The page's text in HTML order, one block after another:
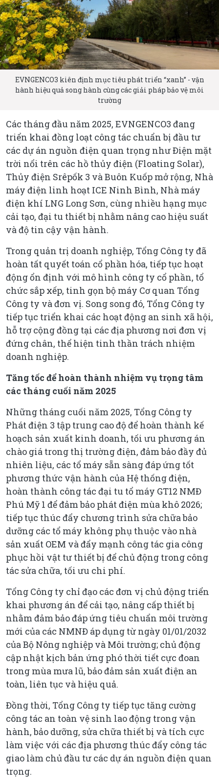
EVNGENCO3 kiên định mục tiêu phát triển “xanh” - vận
hành hiệu quả song hành cùng các giải pháp bảo vệ môi
trường
Các tháng đầu năm 2025, EVNGENCO3 đang
triển khai đồng loạt công tác chuẩn bị đầu tư
các dự án nguồn điện quan trọng như Điện mặt
trời nổi trên các hồ thủy điện (Floating Solar),
Thủy điện Srêpốk 3 và Buôn Kuốp mở rộng, Nhà
máy điện linh hoạt ICE Ninh Bình, Nhà máy
điện khí LNG Long Sơn, cùng nhiều hạng mục
cải tạo, đại tu thiết bị nhằm nâng cao hiệu suất
và độ tin cậy vận hành.
Trong quản trị doanh nghiệp, Tổng Công ty đã
hoàn tất quyết toán cổ phần hóa, tiếp tục hoạt
động ổn định với mô hình công ty cổ phần, tổ
chức sắp xếp, tinh gọn bộ máy Cơ quan Tổng
Công ty và đơn vị. Song song đó, Tổng Công ty
tiếp tục triển khai các hoạt động an sinh xã hội,
hỗ trợ cộng đồng tại các địa phương nơi đơn vị
đứng chân, thể hiện tinh thần trách nhiệm
doanh nghiệp.
Tăng tốc để hoàn thành nhiệm vụ trọng tâm
các tháng cuối năm 2025
Những tháng cuối năm 2025, Tổng Công ty
Phát điện 3 tập trung cao độ để hoàn thành kế
hoạch sản xuất kinh doanh, tối ưu phương án
chào giá trong thị trường điện, đảm bảo đầy đủ
nhiên liệu, các tổ máy sẵn sàng đáp ứng tốt
phương thức vận hành của Hệ thống điện,
hoàn thành công tác đại tu tổ máy GT12 NMĐ
Phú Mỹ 1 để đảm bảo phát điện mùa khô 2026;
tiếp tục thúc đẩy chương trình sửa chữa bảo
dưỡng các tổ máy không phụ thuộc vào nhà
sản xuất OEM và đẩy mạnh công tác gia công
phục hồi vật tư thiết bị để chủ động trong công
tác sửa chữa, tối ưu chi phí.
Tổng Công ty chỉ đạo các đơn vị chủ động triển
khai phương án để cải tạo, nâng cấp thiết bị
nhằm đảm bảo đáp ứng tiêu chuẩn môi trường
mới của các NMNĐ áp dụng từ ngày 01/01/2032
của Bộ Nông nghiệp và Môi trường; chủ động
cập nhật kịch bản ứng phó thời tiết cực đoan
trong mùa mưa lũ, bảo đảm sản xuất điện an
toàn, liên tục và hiệu quả.
Đồng thời, Tổng Công ty tiếp tục tăng cường
công tác an toàn vệ sinh lao động trong vận
hành, bảo dưỡng, sửa chữa thiết bị và tích cực
làm việc với các địa phương thúc đẩy công tác
giao làm chủ đầu tư các dự án nguồn điện quan
trọng.